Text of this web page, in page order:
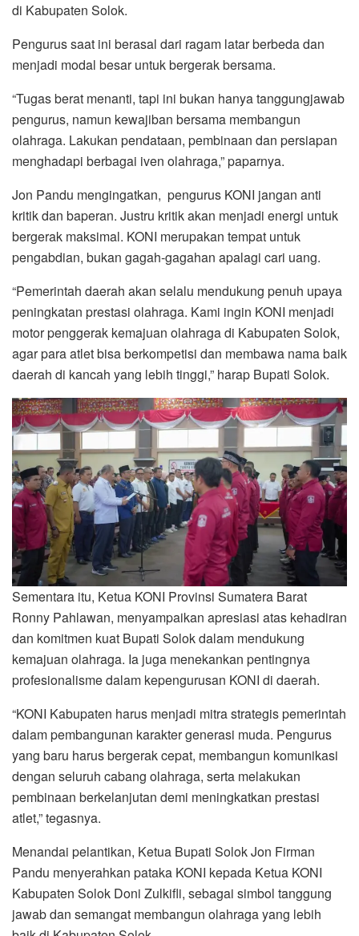
di Kabupaten Solok.
Pengurus saat ini berasal dari ragam latar berbeda dan
menjadi modal besar untuk bergerak bersama.
“Tugas berat menanti, tapi ini bukan hanya tanggungjawab
pengurus, namun kewajiban bersama membangun
olahraga. Lakukan pendataan, pembinaan dan persiapan
menghadapi berbagai iven olahraga,” paparnya.
Jon Pandu mengingatkan, pengurus KONI jangan anti
kritik dan baperan. Justru kritik akan menjadi energi untuk
bergerak maksimal. KONI merupakan tempat untuk
pengabdian, bukan gagah-gagahan apalagi cari uang.
“Pemerintah daerah akan selalu mendukung penuh upaya
peningkatan prestasi olahraga. Kami ingin KONI menjadi
motor penggerak kemajuan olahraga di Kabupaten Solok,
agar para atlet bisa berkompetisi dan membawa nama baik
daerah di kancah yang lebih tinggi,” harap Bupati Solok.
Sementara itu, Ketua KONI Provinsi Sumatera Barat
Ronny Pahlawan, menyampaikan apresiasi atas kehadiran
dan komitmen kuat Bupati Solok dalam mendukung
kemajuan olahraga. Ia juga menekankan pentingnya
profesionalisme dalam kepengurusan KONI di daerah.
“KONI Kabupaten harus menjadi mitra strategis pemerintah
dalam pembangunan karakter generasi muda. Pengurus
yang baru harus bergerak cepat, membangun komunikasi
dengan seluruh cabang olahraga, serta melakukan
pembinaan berkelanjutan demi meningkatkan prestasi
atlet,” tegasnya.
Menandai pelantikan, Ketua Bupati Solok Jon Firman
Pandu menyerahkan pataka KONI kepada Ketua KONI
Kabupaten Solok Doni Zulkifli, sebagai simbol tanggung
jawab dan semangat membangun olahraga yang lebih